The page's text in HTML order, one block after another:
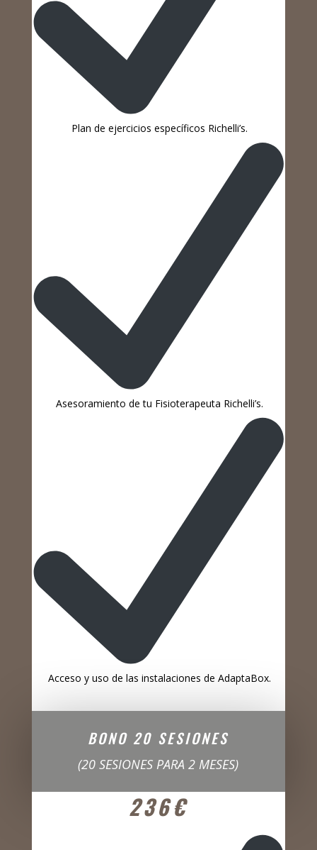
Plan de ejercicios específicos Richelli’s.
Asesoramiento de tu Fisioterapeuta Richelli’s.
Acceso y uso de las instalaciones de AdaptaBox.
BONO 20 SESIONES
(20 SESIONES PARA 2 MESES)
236€